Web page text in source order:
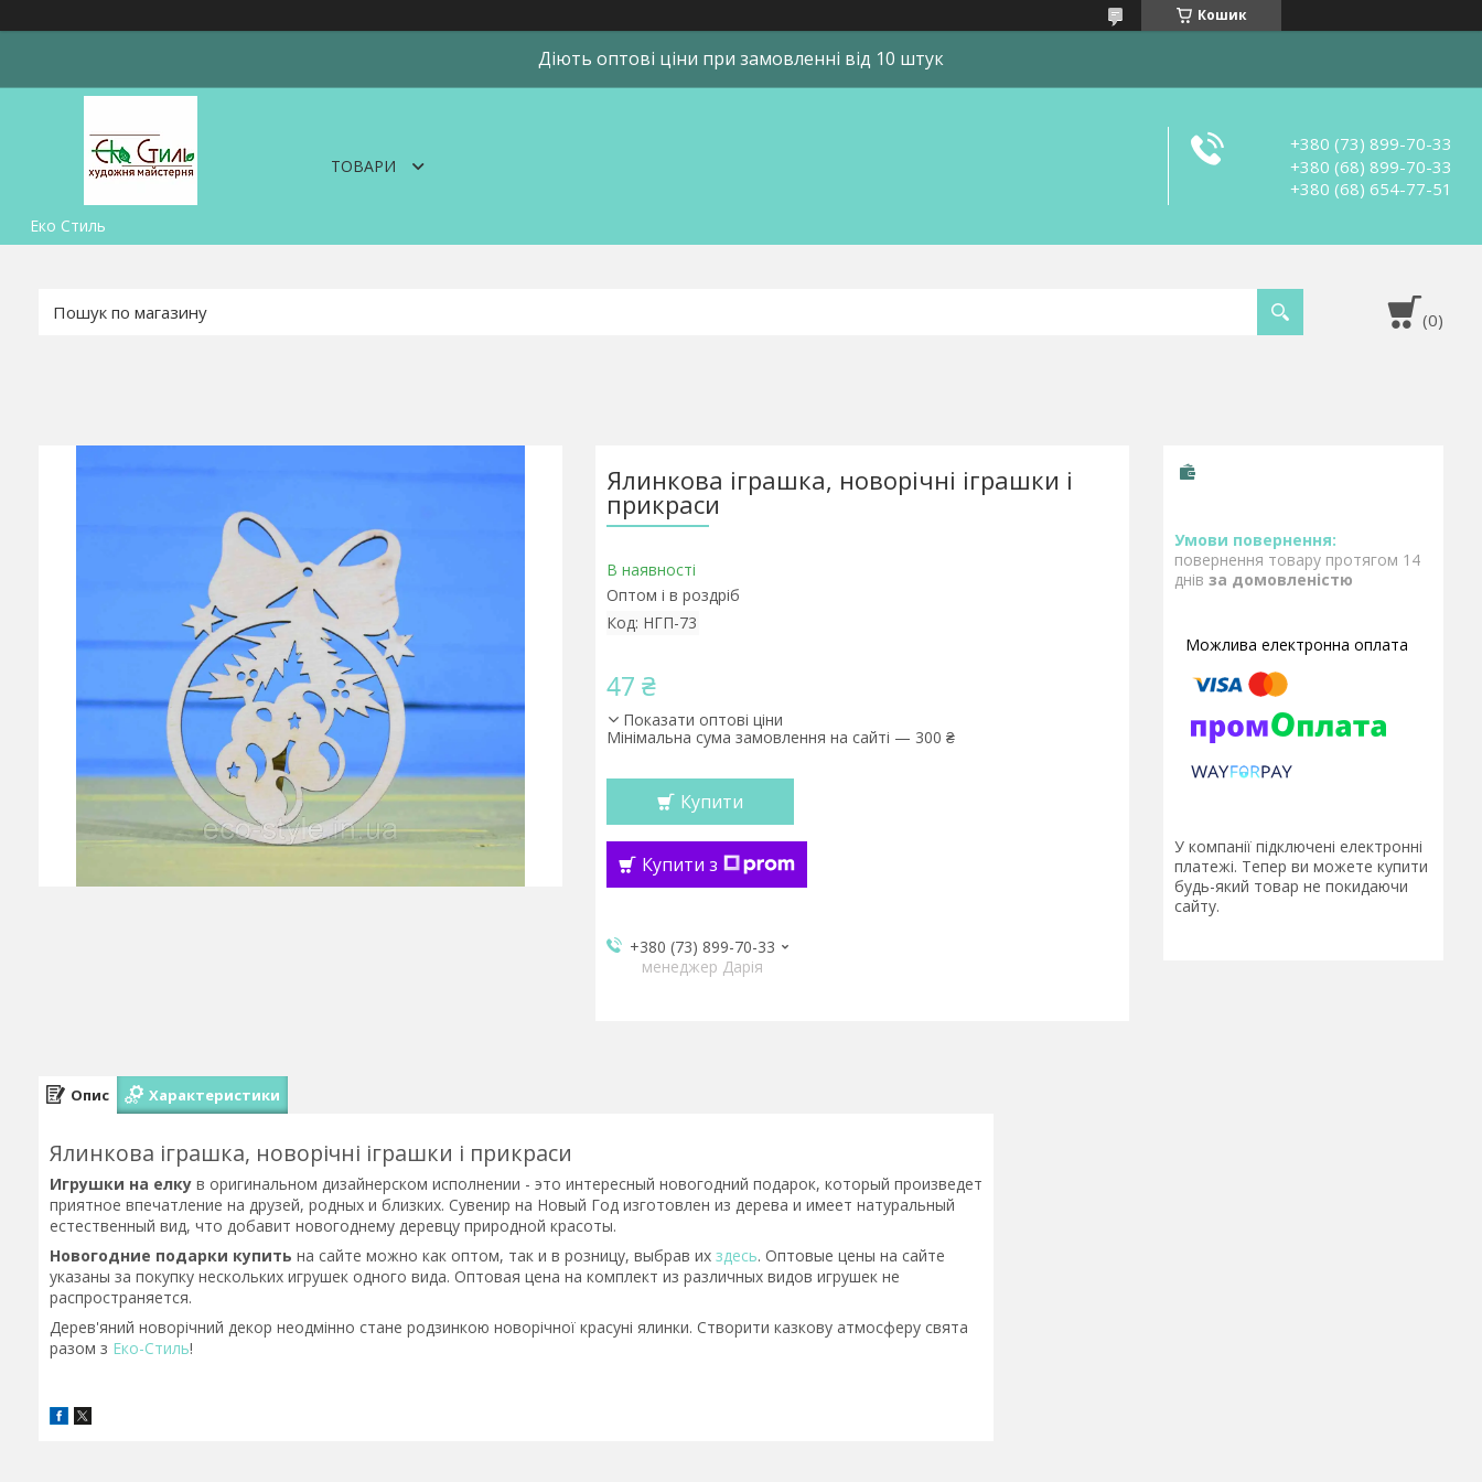
Кошик
Діють оптові ціни при замовленні від 10 штук
Еко Стиль
ТОВАРИ
+380 (73) 899-70-33
+380 (68) 899-70-33
+380 (68) 654-77-51
Ялинкова іграшка, новорічні іграшки і
прикраси
В наявності
Оптом і в роздріб
Код: НГП-73
47 ₴
Показати оптові ціни
Мінімальна сума замовлення на сайті — 300 ₴
Купити
Купити з
+380 (73) 899-70-33
менеджер Дарія
повернення товару протягом 14
днів за домовленістю
У компанії підключені електронні
платежі. Тепер ви можете купити
будь-який товар не покидаючи
сайту.
Опис Характеристики
Ялинкова іграшка, новорічні іграшки і прикраси
Игрушки на елку в оригинальном дизайнерском исполнении - это интересный новогодний подарок, который произведет
приятное впечатление на друзей, родных и близких. Сувенир на Новый Год изготовлен из дерева и имеет натуральный
естественный вид, что добавит новогоднему деревцу природной красоты.
Новогодние подарки купить на сайте можно как оптом, так и в розницу, выбрав их здесь. Оптовые цены на сайте
указаны за покупку нескольких игрушек одного вида. Оптовая цена на комплект из различных видов игрушек не
распространяется.
Дерев'яний новорічний декор неодмінно стане родзинкою новорічної красуні ялинки. Створити казкову атмосферу свята
разом з Еко-Стиль!